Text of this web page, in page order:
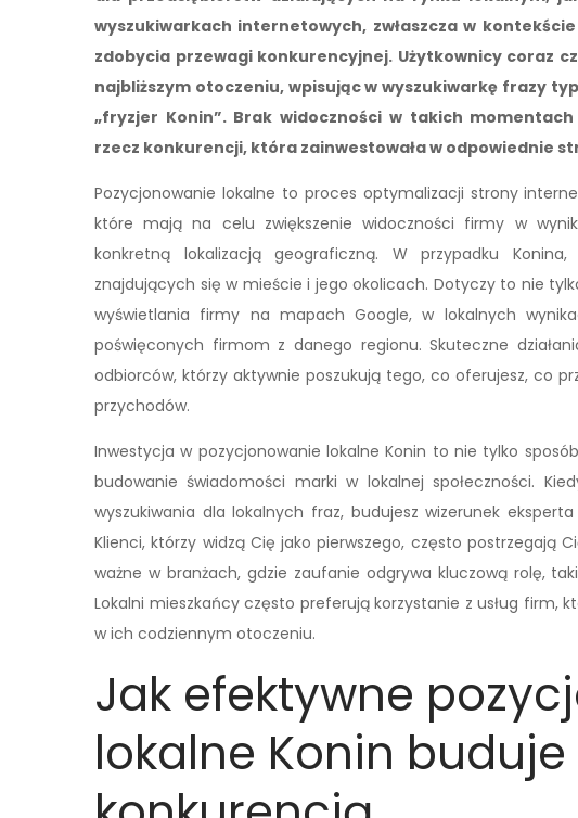
wyszukiwarkach internetowych, zwłaszcza w
zdobycia przewagi konkurencyjnej. Użytkownicy coraz
najbliższym otoczeniu, wpisując w wyszukiwarkę frazy
„fryzjer Konin”. Brak widoczności w takich
rzecz konkurencji, która zainwestowała w odpowiednie
Pozycjonowanie lokalne to proces optymalizacji strony
które mają na celu zwiększenie widoczności firmy w
konkretną lokalizacją geograficzną. W przypadku
znajdujących się w mieście i jego okolicach. Dotyczy to nie
wyświetlania firmy na mapach Google, w lokalnych
poświęconych firmom z danego regionu. Skuteczne
odbiorców, którzy aktywnie poszukują tego, co oferujesz, co
przychodów.
Inwestycja w pozycjonowanie lokalne Konin to nie tylko
budowanie świadomości marki w lokalnej społeczności.
wyszukiwania dla lokalnych fraz, budujesz wizerunek
Klienci, którzy widzą Cię jako pierwszego, często postrzegają
ważne w branżach, gdzie zaufanie odgrywa kluczową rolę,
Lokalni mieszkańcy często preferują korzystanie z usług firm,
w ich codziennym otoczeniu.
Jak efektywne
lokalne Konin